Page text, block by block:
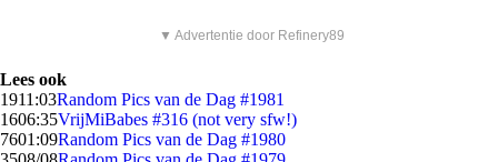
▼ Advertentie door Refinery89
Lees ook
1911:03Random Pics van de Dag #1981
1606:35VrijMiBabes #316 (not very sfw!)
7601:09Random Pics van de Dag #1980